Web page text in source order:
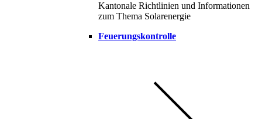
Kantonale Richtlinien und Informationen
zum Thema Solarenergie
Feuerungskontrolle